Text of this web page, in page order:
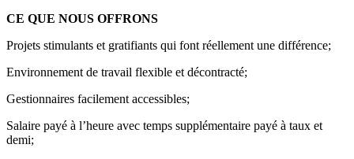
CE QUE NOUS OFFRONS
Projets stimulants et gratifiants qui font réellement une différence;
Environnement de travail flexible et décontracté;
Gestionnaires facilement accessibles;
Salaire payé à l’heure avec temps supplémentaire payé à taux et
demi;